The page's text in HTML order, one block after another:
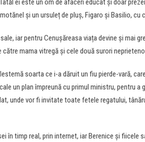
ei este un om de afaceri educat și doar
și un ursuleț de pluș, Figaro și Basilio, cu
iar pentru Cenușăreasa viața devine și mai
mama vitregă și cele două surori
soarta ce i-a dăruit un fiu pierde-vară,
un plan împreună cu primul ministru, pentru
unde vor fi invitate toate fetele regatului,
în timp real, prin internet, iar Berenice și fiicele